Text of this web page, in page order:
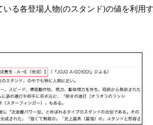
る各登場人物(のスタンド)の値を利用す